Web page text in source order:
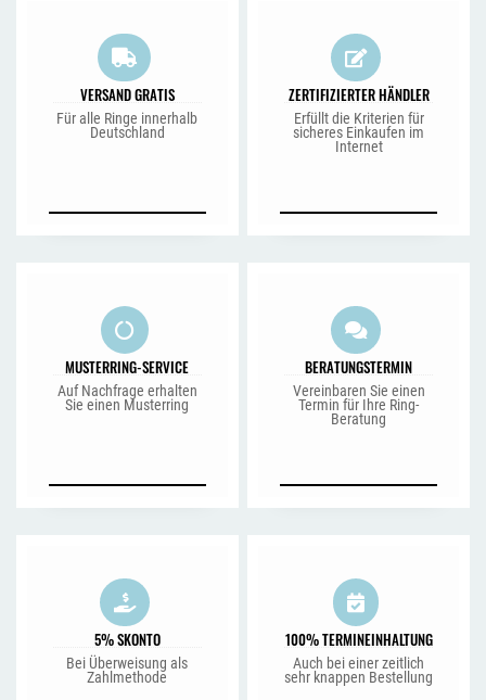
VERSAND GRATIS
Für alle Ringe innerhalb
Deutschland
ZERTIFIZIERTER HÄNDLER
Erfüllt die Kriterien für
sicheres Einkaufen im
Internet
MUSTERRING-SERVICE
Auf Nachfrage erhalten
Sie einen Musterring
BERATUNGSTERMIN
Vereinbaren Sie einen
Termin für Ihre Ring-
Beratung
5% SKONTO
Bei Überweisung als
Zahlmethode
100% TERMINEINHALTUNG
Auch bei einer zeitlich
sehr knappen Bestellung